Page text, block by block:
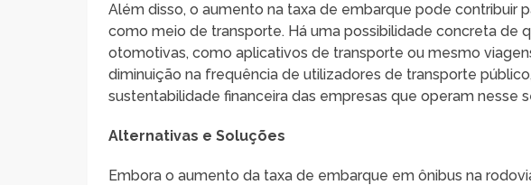
Além disso, o aumento na taxa de embarque pode contribuir
como meio de transporte. Há uma possibilidade concreta de
otomotivas, como aplicativos de transporte ou mesmo
diminuição na frequência de utilizadores de transporte
sustentabilidade financeira das empresas que operam nesse
Alternativas e Soluções
Embora o aumento da taxa de embarque em ônibus na